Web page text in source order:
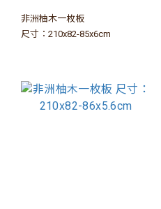
非洲柚木一枚板
尺寸：210x82-85x6cm